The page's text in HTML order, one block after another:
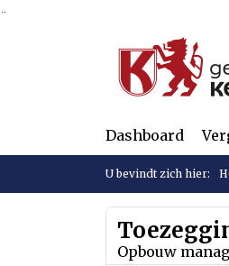
Dashboard
U bevindt zich hier:
Opbouw